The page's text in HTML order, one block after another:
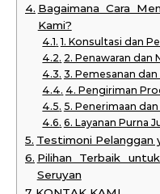
Bagaimana Cara
Kami?
1. Konsultasi dan
2. Penawaran dan
3. Pemesanan
4. Pengiriman
5. Penerimaan
6. Layanan Purna
Testimoni Pelanggan
Pilihan Terbaik
Seruyan